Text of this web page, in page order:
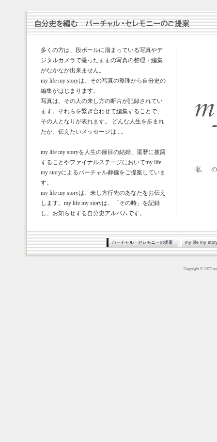
多くの方は、段ボールに溜まっている写真やデ
ジタルカメラで撮ったままの写真の整理・編集
がなかなか出来ません。
my life my storyは、その写真の整理から自分史の
編集がはじまります。
写真は、その人の来し方の断片が記録されてい
ます。それらを繋ぎ合わせて編集することで、
その人となりが表れます。 どんな人生を歩まれ
たか、伝えたいメッセージは...。
my life my storyを人生の節目の結婚、還暦に披露
することやファイナルステージにおいてmy life
my storyによるバーチャル葬儀をご提案していま
す。
my life my storyは、来し方行先のあなたをお伝え
します。my life my storyは、「その時」を記録
し、お知らせする自分史アルバムです。
バーチャル・セレモニーの提案 my life my
Copyright © 1977